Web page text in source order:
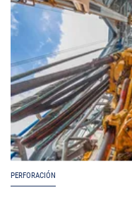
PERFORACIÓN